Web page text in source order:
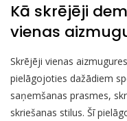
Kā skrējēji
vienas
Skrējēji vienas
pielāgojoties dažādiem
saņemšanas prasmes,
skriešanas stilus. Šī